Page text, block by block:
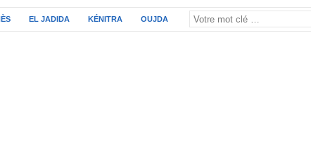
EL JADIDA KÉNITRA OUJDA